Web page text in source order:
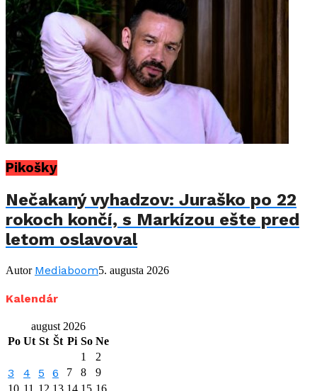
Pikošky
Nečakaný vyhadzov: Juraško po 22
rokoch končí, s Markízou ešte pred
letom oslavoval
Autor Mediaboom5. augusta 2026
Kalendár
august 2026
Po Ut St Št Pi So Ne
1
2
3 4 5 6 7 8
9